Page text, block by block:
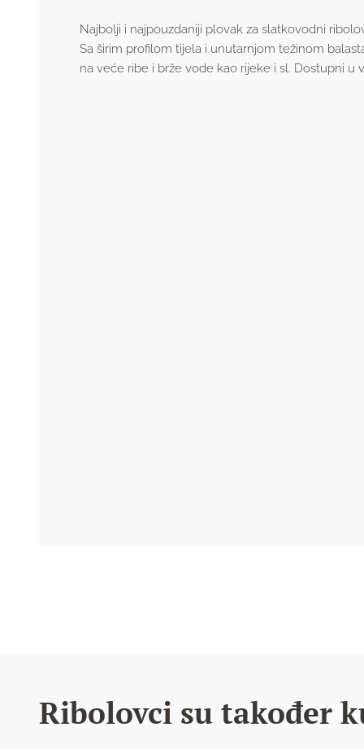
Najbolji i najpouzdaniji plovak za slatkovodni
Sa širim profilom tijela i unutarnjom težinom
na veće ribe i brže vode kao rijeke i sl. Dostupni u
Ribolovci su također